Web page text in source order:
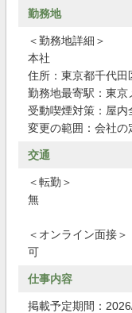
勤務地
＜勤務地詳細＞
本社
住所：東京都千代田
勤務地最寄駅：東京
受動喫煙対策：屋内
変更の範囲：会社の
交通
＜転勤＞
無
＜オンライン面接＞
可
仕事内容
掲載予定期間：